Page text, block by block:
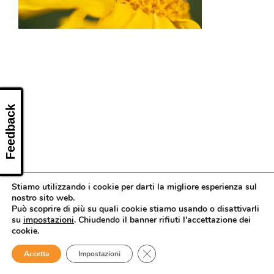
CONTATTI
Stiamo utilizzando i cookie per darti la migliore esperienza sul
nostro sito web.
Può scoprire di più su quali cookie stiamo usando o disattivarli
su impostazioni. Chiudendo il banner rifiuti l'accettazione dei
cookie.
Accetta Impostazioni Close GDPR Cookie Banner
Feedback